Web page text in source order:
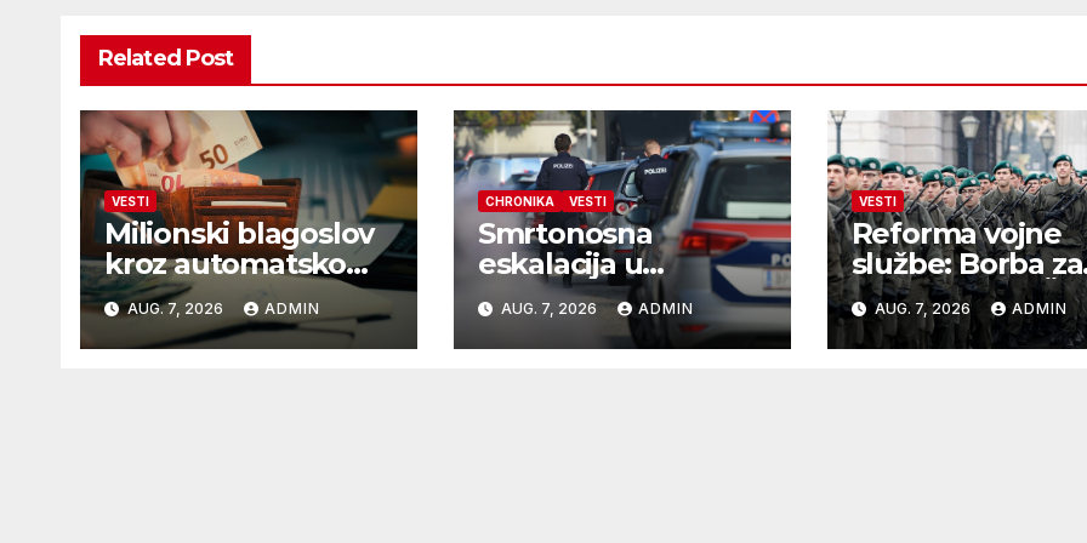
Related Post
VESTI
Milionski blagoslov
kroz automatsko
izjednačavanje
poreza
AUG. 7, 2026 ADMIN
CHRONIKA VESTI
Smrtonosna
eskalacija u
Langenzersdorfu
nakon onlajn flerta
AUG. 7, 2026 ADMIN
VESTI
Reforma vojne
službe: Borba za
vlast između
FPÖ
AUG. 7, 2026 ADMIN